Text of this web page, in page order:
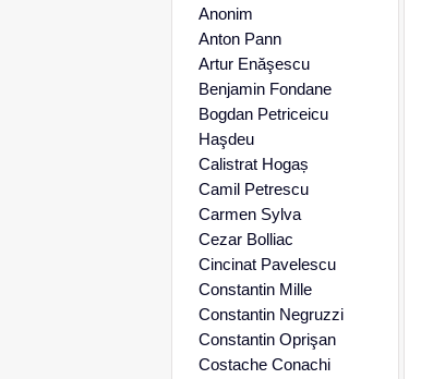
Anonim
Anton Pann
Artur Enăşescu
Benjamin Fondane
Bogdan Petriceicu
Haşdeu
Calistrat Hogaș
Camil Petrescu
Carmen Sylva
Cezar Bolliac
Cincinat Pavelescu
Constantin Mille
Constantin Negruzzi
Constantin Oprişan
Costache Conachi